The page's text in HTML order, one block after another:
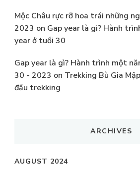
Mộc Châu rực rỡ hoa trái những
2023 on Gap year là gì? Hành
year ở tuổi 30
Gap year là gì? Hành trình một
30 - 2023 on Trekking Bù Gia
đầu trekking
ARCHIVES
AUGUST 2024